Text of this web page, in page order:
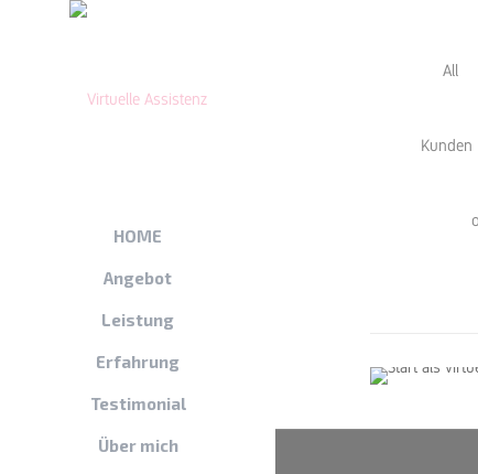
HOME
Angebot
Leistung
Erfahrung
Testimonial
Über mich
All
Kunden